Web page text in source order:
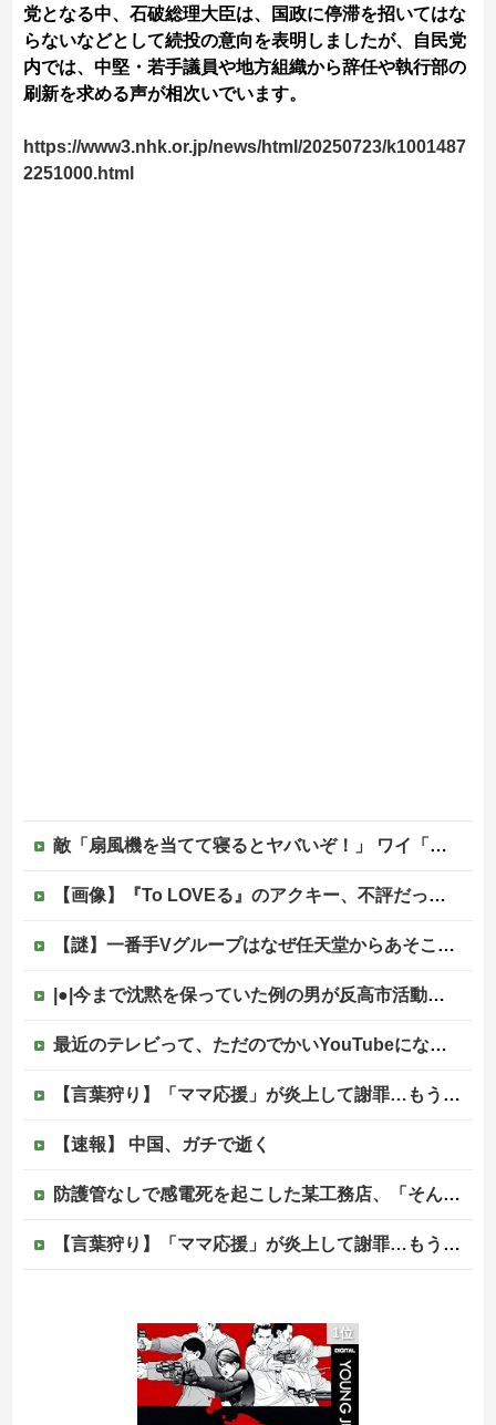
党となる中、石破総理大臣は、国政に停滞を招いてはな
らないなどとして続投の意向を表明しましたが、自民党
内では、中堅・若手議員や地方組織から辞任や執行部の
刷新を求める声が相次いでいます。
https://www3.nhk.or.jp/news/html/20250723/k1001487
2251000.html
敵「扇風機を当てて寝るとヤバいぞ！」 ワイ「大丈夫やろｗｗｗ」扇風機ポチー
【画像】『To LOVEる』のアクキー、不評だった理由が明確すぎる
【謎】一番手Vグループはなぜ任天堂からあそこまで寵愛されるんだ？
|●|今まで沈黙を保っていた例の男が反高市活動を再開した模様、財務省を手を組んでの返り咲きが狙いか？
最近のテレビって、ただのでかいYouTubeになりつつあるよな他
【言葉狩り】「ママ応援」が炎上して謝罪…もう何も言えない
【速報】 中国、ガチで逝く
防護管なしで感電死を起こした某工務店、「そんな危険な現場お断りしますわ!と断って正解やったわ」と業者が業界事情を告白
【言葉狩り】「ママ応援」が炎上して謝罪…もう何も言えない
海外「同じ髪の長さでも女子はボーイッシュ、男子は女っぽい扱いになる」呼び名が逆転する境界線あるある…？
松のや「ママ応援企画」がなぜ許されない？「窮屈な世の中」に住む不幸、「尊重し合える社会」は遠ざかる一方
1位